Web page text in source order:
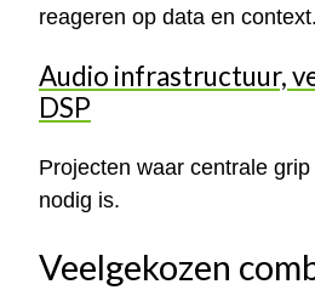
reageren op data en context.
Audio infrastructuur,
DSP
Projecten waar centrale
nodig is.
Veelgekozen